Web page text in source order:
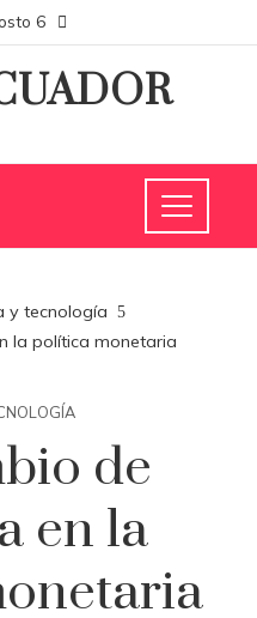
6
y tecnología
la política monetaria
de
en la